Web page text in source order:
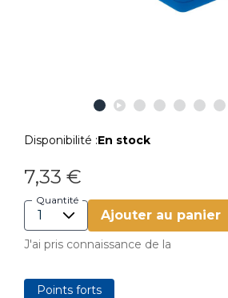
Disponibilité :En stock
7,33 €
Quantité
Ajouter au panier
J'ai pris connaissance de la
Points forts